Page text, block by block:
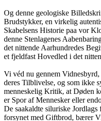
Og denne geologiske
Brudstykker, en virkelig
Skabelsens Historie paa vor
denne Stenlagenes
det nittende Aarhundredes
et fjeldfast Hovedled i det
Vi véd nu gennem
deres Tilblivelse, og som ikke
menneskelig Kritik, at Døden
er Spor af Mennesker eller
De saakaldte siluriske
forsynet med Giftbrod, bærer